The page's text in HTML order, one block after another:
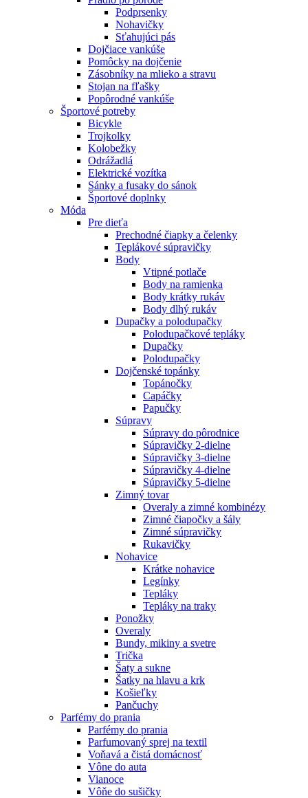
Podprsenky
Nohavičky
Sťahujúci pás
Dojčiace vankúše
Pomôcky na dojčenie
Zásobníky na mlieko a stravu
Stojan na fľašky
Popôrodné vankúše
Športové potreby
Bicykle
Trojkolky
Kolobežky
Odrážadlá
Elektrické vozítka
Sánky a fusaky do sánok
Športové doplnky
Móda
Pre dieťa
Prechodné čiapky a čelenky
Teplákové súpravičky
Body
Vtipné potlače
Body na ramienka
Body krátky rukáv
Body dlhý rukáv
Dupačky a polodupačky
Polodupačkové tepláky
Dupačky
Polodupačky
Dojčenské topánky
Topánočky
Capáčky
Papučky
Súpravy
Súpravy do pôrodnice
Súpravičky 2-dielne
Súpravičky 3-dielne
Súpravičky 4-dielne
Súpravičky 5-dielne
Zimný tovar
Overaly a zimné kombinézy
Zimné čiapočky a šály
Zimné súpravičky
Rukavičky
Nohavice
Krátke nohavice
Legínky
Tepláky
Tepláky na traky
Ponožky
Overaly
Bundy, mikiny a svetre
Trička
Šaty a sukne
Šatky na hlavu a krk
Košieľky
Pančuchy
Parfémy do prania
Parfémy do prania
Parfumovaný sprej na textil
Voňavá a čistá domácnosť
Vône do auta
Vianoce
Vôňe do sušičky